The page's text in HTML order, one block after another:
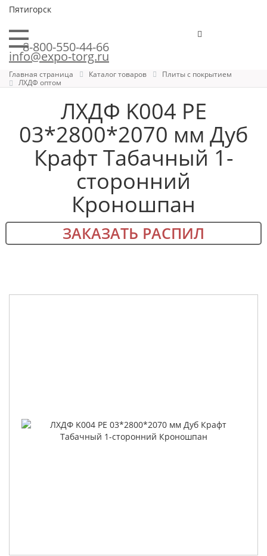
Пятигорск
8-800-550-44-66
info@expo-torg.ru
Главная страница Каталог товаров
Плиты с покрытием
ЛХДФ оптом
ЛХДФ K004 PE
03*2800*2070 мм Дуб
Крафт Табачный 1-
сторонний
Кроношпан
ЗАКАЗАТЬ РАСПИЛ